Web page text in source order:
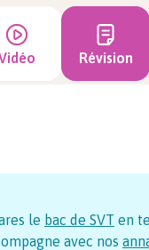
Révision
le bac de SVT en
avec nos